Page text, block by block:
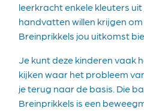
leerkracht enkele kleuters uit
handvatten willen krijgen
Breinprikkels jou uitkomst
Je kunt deze kinderen vaak
kijken waar het probleem
je terug naar de basis. Die
Breinprikkels is een